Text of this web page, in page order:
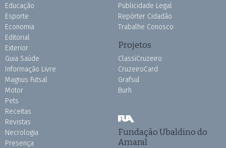
Educação
Esporte
Economia
Editorial
Exterior
Guia Saúde
Informação Livre
Magnus Futsal
Motor
Pets
Receitas
Revistas
Necrologia
Presença
Publicidade Legal
Repórter Cidadão
Trabalhe Conosco
Projetos
ClassiCruzeiro
CruzeiroCard
Grafsul
Burh
Fundação Ubaldino do
Amaral